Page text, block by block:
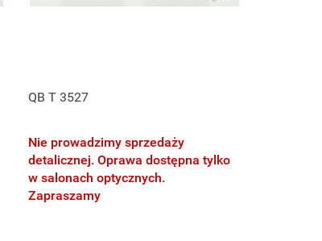
QB T 3527
Nie prowadzimy sprzedaży
detalicznej. Oprawa dostępna tylko
w salonach optycznych.
Zapraszamy